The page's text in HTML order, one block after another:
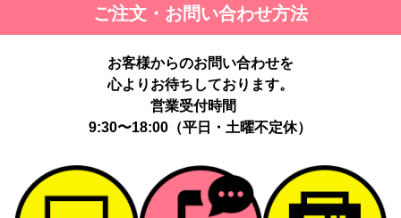
ご注文・お問い合わせ方法
お客様からのお問い合わせを
心よりお待ちしております。
営業受付時間
9:30〜18:00（平日・土曜不定休）